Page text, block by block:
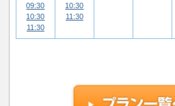
09:30
10:30
11:30
10:30
11:30